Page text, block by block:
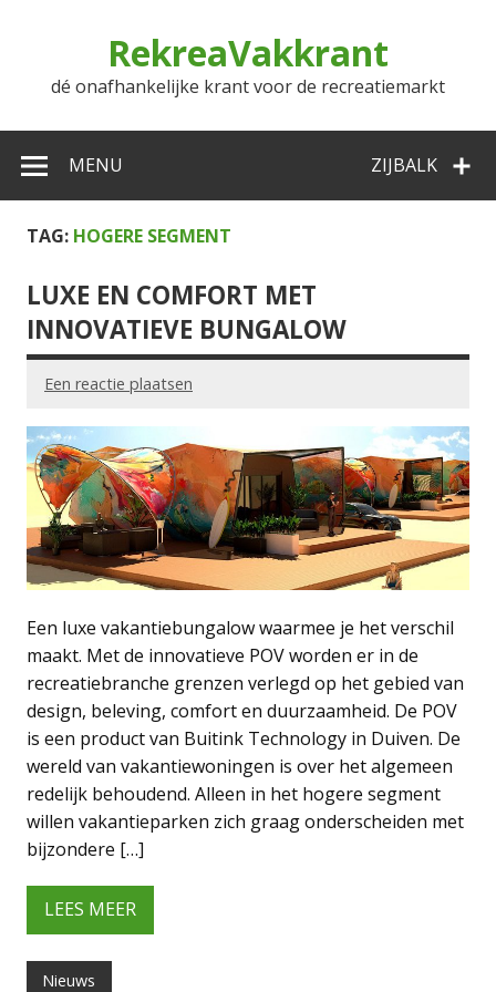
RekreaVakkrant
dé onafhankelijke krant voor de recreatiemarkt
ZIJBALK
MENU
TAG: HOGERE SEGMENT
LUXE EN COMFORT MET
INNOVATIEVE BUNGALOW
Een reactie plaatsen
Een luxe vakantiebungalow waarmee je het verschil
maakt. Met de innovatieve POV worden er in de
recreatiebranche grenzen verlegd op het gebied van
design, beleving, comfort en duurzaamheid. De POV
is een product van Buitink Technology in Duiven. De
wereld van vakantiewoningen is over het algemeen
redelijk behoudend. Alleen in het hogere segment
willen vakantieparken zich graag onderscheiden met
bijzondere […]
LEES MEER
Nieuws